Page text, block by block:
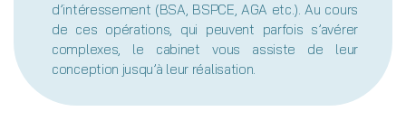
d’intéressement (BSA, BSPCE, AGA etc.). Au cours
de ces opérations, qui peuvent parfois s’avérer
complexes, le cabinet vous assiste de leur
conception jusqu’à leur réalisation.